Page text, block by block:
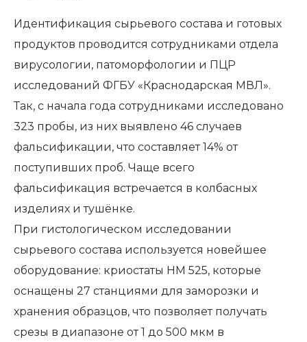
Идентификация сырьевого состава и готовых
продуктов проводится сотрудниками отдела
вирусологии, патоморфологии и ПЦР
исследований ФГБУ «Краснодарская МВЛ».
Так, с начала года сотрудниками исследовано
323 пробы, из них выявлено 46 случаев
фальсификации, что составляет 14% от
поступивших проб. Чаще всего
фальсификация встречается в колбасных
изделиях и тушёнке.
При гистологическом исследовании
сырьевого состава используется новейшее
оборудование: криостаты HM 525, которые
оснащены 27 станциями для заморозки и
хранения образцов, что позволяет получать
срезы в диапазоне от 1 до 500 мкм в